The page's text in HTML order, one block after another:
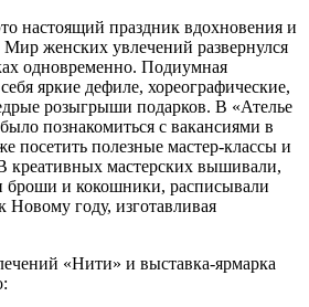
настоящий праздник вдохновения и
женских увлечений развернулся
одновременно. Подиумная
яркие дефиле, хореографические,
розыгрыши подарков. В «Ателье
познакомиться с вакансиями в
посетить полезные мастер-классы и
креативных мастерских вышивали,
броши и кокошники, расписывали
Новому году, изготавливая
«Нити» и выставка-ярмарка